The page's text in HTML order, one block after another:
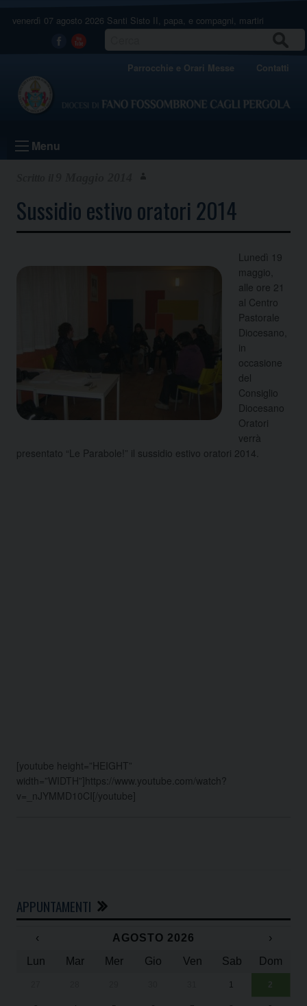
venerdì 07 agosto 2026 Santi Sisto II, papa, e compagni, martiri
Facebook
Youtube
Parrocchie e Orari Messe Contatti
Menu
Sussidio estivo oratori 2014
Lunedì 19
maggio,
alle ore 21
al Centro
Pastorale
Diocesano,
in
occasione
del
Consiglio
Diocesano
Oratori
verrà
presentato “Le Parabole!” il sussidio estivo oratori 2014.
[youtube height=”HEIGHT”
width=”WIDTH”]https://www.youtube.com/watch?
v=_nJYMMD10CI[/youtube]
APPUNTAMENTI
‹ AGOSTO 2026
›
Lun
Mar Mer Gio Ven Sab Dom
1 2